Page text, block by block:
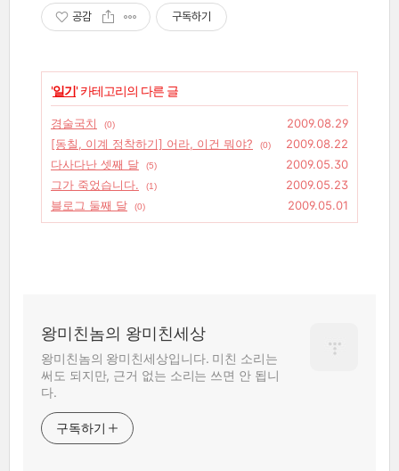
공감 구독하기
'일기' 카테고리의 다른 글
경술국치 (0)
2009.08.29
[동칠, 이계 정착하기] 어라, 이건 뭐야?
(0)
2009.08.22
다사다난 셋째 달
(5)
2009.05.30
그가 죽었습니다.
(1)
2009.05.23
블로그 둘째 달
(0) 2009.05.01
왕미친놈의 왕미친세상
왕미친놈의 왕미친세상입니다. 미친 소리는
써도 되지만, 근거 없는 소리는 쓰면 안 됩니
다.
구독하기